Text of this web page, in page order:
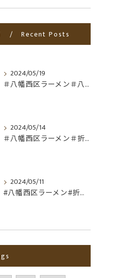
Recent Posts
2024/05/19
＃八幡西区ラーメン＃八幡西区折尾ラーメン
2024/05/14
＃八幡西区ラーメン＃折尾ラーメン＃つけ麺＃非豚骨
2024/05/11
#八幡西区ラーメン#折尾ラーメン#非豚骨#煮干しラーメン寿限...